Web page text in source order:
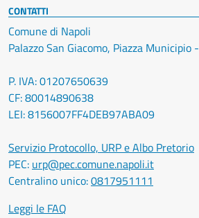
CONTATTI
Comune di Napoli
Palazzo San Giacomo, Piazza Municipio
P. IVA: 01207650639
CF: 80014890638
LEI: 8156007FF4DEB97ABA09
Servizio Protocollo, URP e Albo Pretorio
PEC: urp@pec.comune.napoli.it
Centralino unico:0817951111
Leggi le FAQ